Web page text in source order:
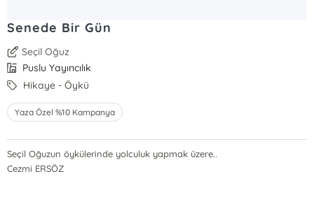
Senede Bir Gün
Seçil Oğuz
Puslu Yayıncılık
Hikaye - Öykü
Yaza Özel %10 Kampanya
Seçil Oğuzun öykülerinde yolculuk yapmak üzere..
Cezmi ERSÖZ